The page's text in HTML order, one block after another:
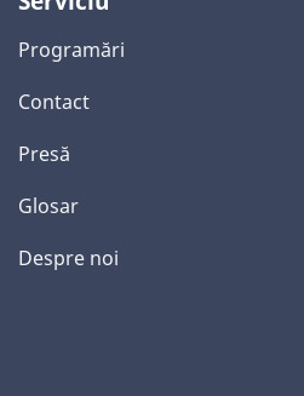
Programări
Contact
Presă
Glosar
Despre noi